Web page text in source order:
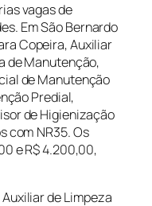
vagas de
Em São Bernardo
Copeira, Auxiliar
de Manutenção,
de Manutenção
Predial,
de Higienização
com NR35. Os
e R$ 4.200,00,
de Limpeza